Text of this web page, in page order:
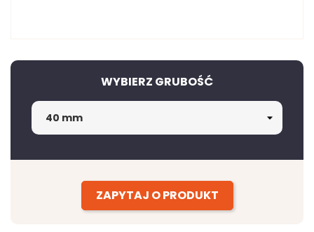
WYBIERZ GRUBOŚĆ
ZAPYTAJ O PRODUKT